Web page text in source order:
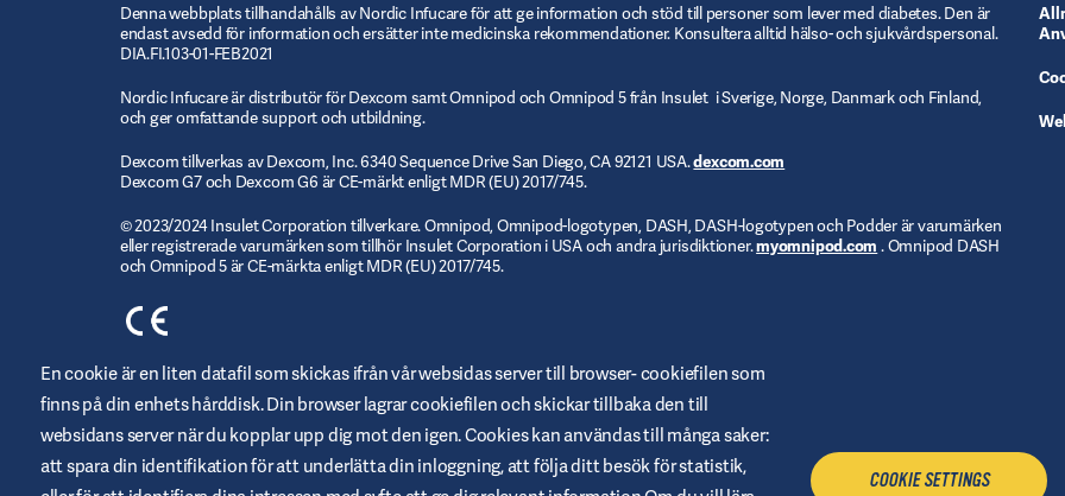
Denna webbplats tillhandahålls av Nordic Infucare för att ge information och stöd till personer som lever med diabetes. Den är
endast avsedd för information och ersätter inte medicinska rekommendationer. Konsultera alltid hälso- och sjukvårdspersonal.
DIA.FI.103-01-FEB2021
Nordic Infucare är distributör för Dexcom samt Omnipod och Omnipod 5 från Insulet i Sverige, Norge, Danmark och Finland,
och ger omfattande support och utbildning.
Dexcom tillverkas av Dexcom, Inc. 6340 Sequence Drive San Diego, CA 92121 USA.dexcom.com
Dexcom G7 och Dexcom G6 är CE-märkt enligt MDR (EU) 2017/745.
© 2023/2024 Insulet Corporation tillverkare. Omnipod, Omnipod-logotypen, DASH, DASH-logotypen och Podder är varumärken
eller registrerade varumärken som tillhör Insulet Corporation i USA och andra jurisdiktioner.myomnipod.com . Omnipod DASH
och Omnipod 5 är CE-märkta enligt MDR (EU) 2017/745.
KONTAKTA OSS
En cookie är en liten datafil som skickas ifrån vår websidas server till browser- cookiefilen som
finns på din enhets hårddisk. Din browser lagrar cookiefilen och skickar tillbaka den till
websidans server när du kopplar upp dig mot den igen. Cookies kan användas till många saker:
att spara din identifikation för att underlätta din inloggning, att följa ditt besök för statistik,
COOKIE SETTINGS